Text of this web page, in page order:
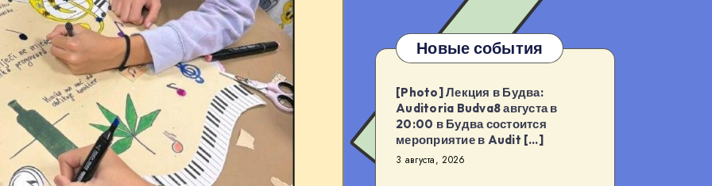
Новые события
[Photo] Лекция в Будва:
Auditoria Budva8 августа в
20:00 в Будва состоится
мероприятие в Audit […]
3 августа, 2026